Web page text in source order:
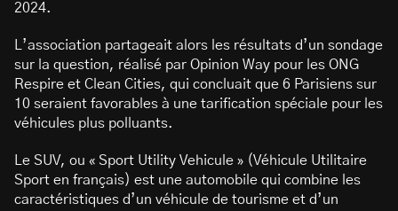
2024.
L’association partageait alors les résultats d’un sondage
sur la question, réalisé par Opinion Way pour les ONG
Respire et Clean Cities, qui concluait que 6 Parisiens sur
10 seraient favorables à une tarification spéciale pour les
véhicules plus polluants.
Le SUV, ou « Sport Utility Vehicule » (Véhicule Utilitaire
Sport en français) est une automobile qui combine les
caractéristiques d’un véhicule de tourisme et d’un